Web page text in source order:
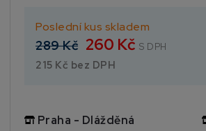
Poslední kus skladem
289 Kč 260 Kč S DPH
215 Kč bez DPH
Praha - Dlážděná